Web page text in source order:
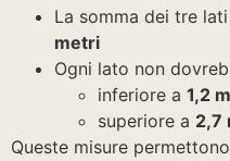
La somma dei tre
metri
Ogni lato non
inferiore a 1,2
superiore a 2,7
Queste misure